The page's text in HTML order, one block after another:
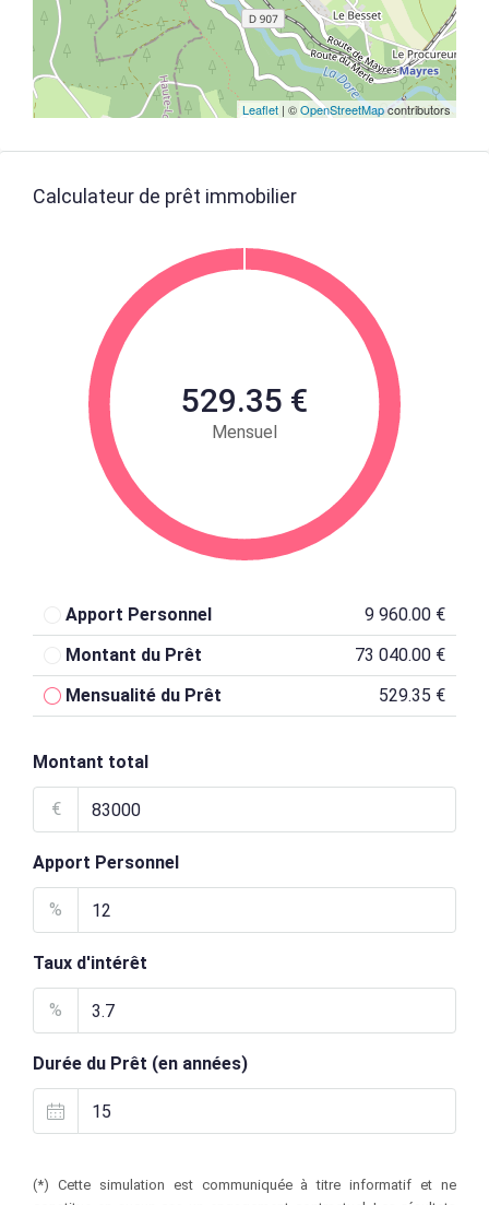
Leaflet | ©OpenStreetMapcontributors
Calculateur de prêt immobilier
529.35 €
Mensuel
Apport Personnel
9 960.00 €
Montant du Prêt
73 040.00 €
Mensualité du Prêt
529.35 €
Montant total
€
Apport Personnel
%
Taux d'intérêt
%
Durée du Prêt (en années)
(*) Cette simulation est communiquée à titre informatif et ne